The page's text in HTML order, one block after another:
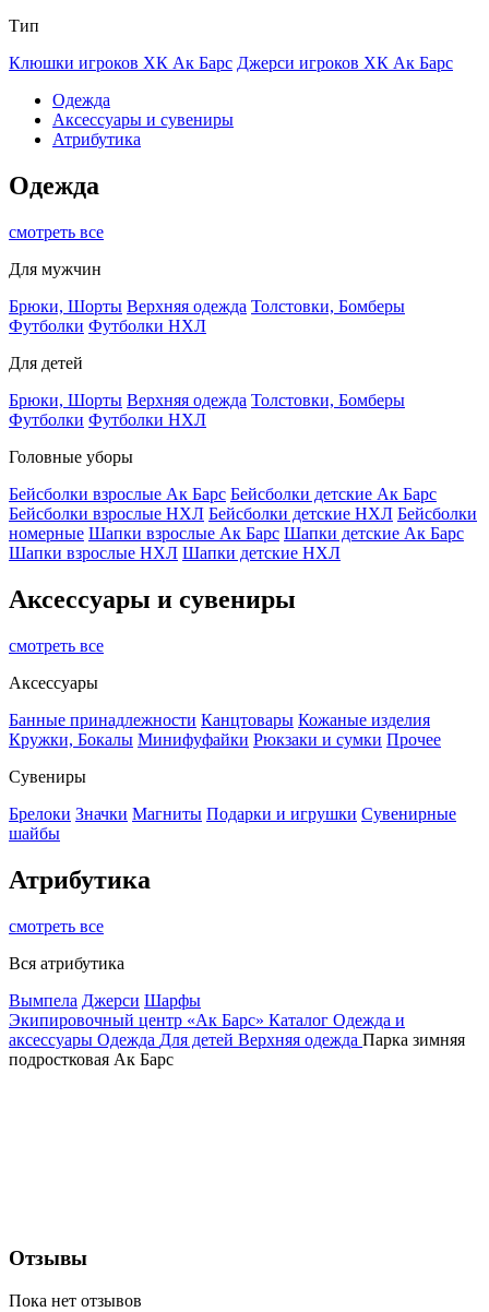
Тип
Клюшки игроков ХК Ак Барс Джерси игроков ХК Ак Барс
Одежда
Аксессуары и сувениры
Атрибутика
Одежда
смотреть все
Для мужчин
Брюки, Шорты Верхняя одежда Толстовки, Бомберы
Футболки Футболки НХЛ
Для детей
Брюки, Шорты Верхняя одежда Толстовки, Бомберы
Футболки Футболки НХЛ
Головные уборы
Бейсболки взрослые Ак Барс Бейсболки детские Ак Барс
Бейсболки взрослые НХЛ Бейсболки детские НХЛ Бейсболки
номерные Шапки взрослые Ак Барс Шапки детские Ак Барс
Шапки взрослые НХЛ Шапки детские НХЛ
Аксессуары и сувениры
смотреть все
Аксессуары
Банные принадлежности Канцтовары Кожаные изделия
Кружки, Бокалы Минифуфайки Рюкзаки и сумки Прочее
Сувениры
Брелоки Значки Магниты Подарки и игрушки Сувенирные
шайбы
Атрибутика
смотреть все
Вся атрибутика
Вымпела Джерси Шарфы
Экипировочный центр «Ак Барс» Каталог Одежда и
аксессуары Одежда Для детей Верхняя одежда Парка зимняя
подростковая Ак Барс
Отзывы
Пока нет отзывов